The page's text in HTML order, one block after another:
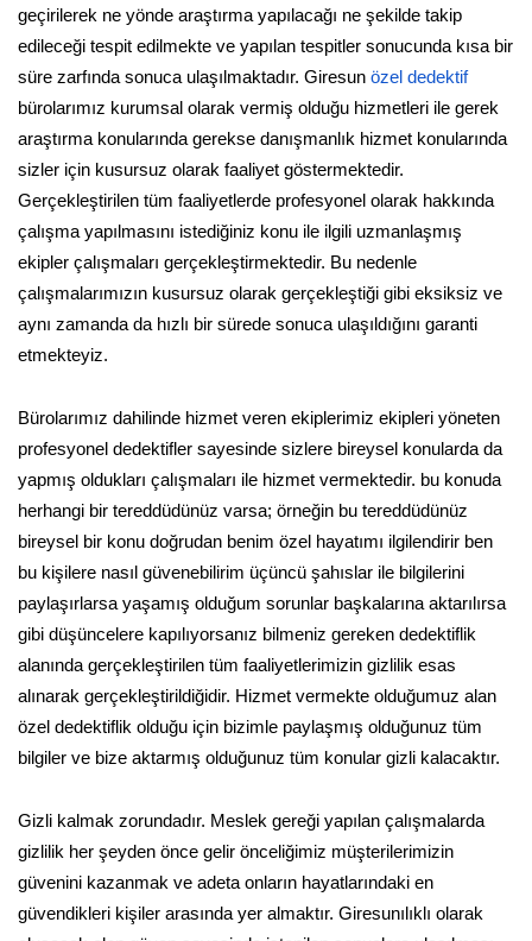
geçirilerek ne yönde araştırma yapılacağı ne şekilde takip
edileceği tespit edilmekte ve yapılan tespitler sonucunda kısa bir
süre zarfında sonuca ulaşılmaktadır. Giresun özel dedektif
bürolarımız kurumsal olarak vermiş olduğu hizmetleri ile gerek
araştırma konularında gerekse danışmanlık hizmet konularında
sizler için kusursuz olarak faaliyet göstermektedir.
Gerçekleştirilen tüm faaliyetlerde profesyonel olarak hakkında
çalışma yapılmasını istediğiniz konu ile ilgili uzmanlaşmış
ekipler çalışmaları gerçekleştirmektedir. Bu nedenle
çalışmalarımızın kusursuz olarak gerçekleştiği gibi eksiksiz ve
aynı zamanda da hızlı bir sürede sonuca ulaşıldığını garanti
etmekteyiz.
Bürolarımız dahilinde hizmet veren ekiplerimiz ekipleri yöneten
profesyonel dedektifler sayesinde sizlere bireysel konularda da
yapmış oldukları çalışmaları ile hizmet vermektedir. bu konuda
herhangi bir tereddüdünüz varsa; örneğin bu tereddüdünüz
bireysel bir konu doğrudan benim özel hayatımı ilgilendirir ben
bu kişilere nasıl güvenebilirim üçüncü şahıslar ile bilgilerini
paylaşırlarsa yaşamış olduğum sorunlar başkalarına aktarılırsa
gibi düşüncelere kapılıyorsanız bilmeniz gereken dedektiflik
alanında gerçekleştirilen tüm faaliyetlerimizin gizlilik esas
alınarak gerçekleştirildiğidir. Hizmet vermekte olduğumuz alan
özel dedektiflik olduğu için bizimle paylaşmış olduğunuz tüm
bilgiler ve bize aktarmış olduğunuz tüm konular gizli kalacaktır.
Gizli kalmak zorundadır. Meslek gereği yapılan çalışmalarda
gizlilik her şeyden önce gelir önceliğimiz müşterilerimizin
güvenini kazanmak ve adeta onların hayatlarındaki en
güvendikleri kişiler arasında yer almaktır. Giresunılıklı olarak